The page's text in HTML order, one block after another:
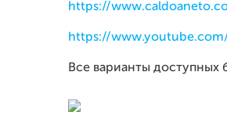
https://
https://
Все варианты